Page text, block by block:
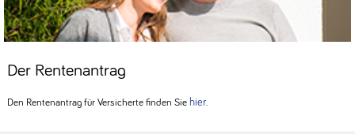
Der Rentenantrag
Den Rentenantrag für Versicherte finden Sie hier.